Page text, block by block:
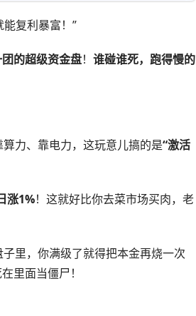
复利暴富！”
的超级资金盘！ 谁碰谁死，跑得慢的
力、靠电力，这玩意儿搞的是“激活
涨1%！这就好比你去菜市场买肉，老
里，你满级了就得把本金再烧一次
里面当僵尸！